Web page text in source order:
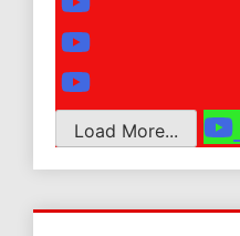
Load More...